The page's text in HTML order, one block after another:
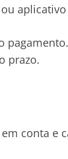
prazo.
conta e